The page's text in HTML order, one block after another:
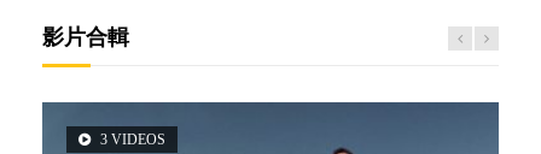
影片合輯
3 VIDEOS
5 VIDEOS
14 VIDEOS
2 VIDEOS
6 VIDEOS